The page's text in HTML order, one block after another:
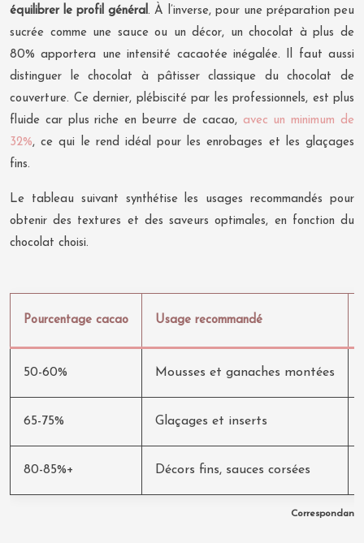
équilibrer le profil général. À l’inverse, pour une préparation peu
sucrée comme une sauce ou un décor, un chocolat à plus de
80% apportera une intensité cacaotée inégalée. Il faut aussi
distinguer le chocolat à pâtisser classique du chocolat de
couverture. Ce dernier, plébiscité par les professionnels, est plus
fluide car plus riche en beurre de cacao, avec un minimum de
32%, ce qui le rend idéal pour les enrobages et les glaçages
fins.
Le tableau suivant synthétise les usages recommandés pour
obtenir des textures et des saveurs optimales, en fonction du
chocolat choisi.
Pourcentage cacao Usage recommandé
50-60% Mousses et ganaches montées
65-75% Glaçages et inserts
80-85%+ Décors fins, sauces corsées